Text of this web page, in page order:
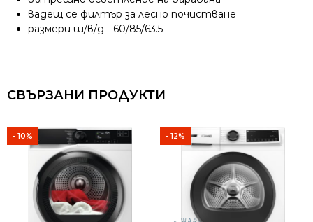
вадещ се филтър за лесно почистване
размери ш/в/д - 60/85/63.5
СВЪРЗАНИ ПРОДУКТИ
- 10% - 12%